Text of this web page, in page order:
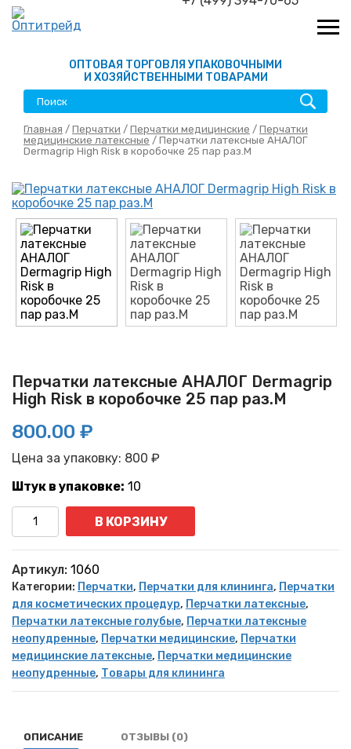
ОПТОВАЯ ТОРГОВЛЯ УПАКОВОЧНЫМИ
И ХОЗЯЙСТВЕННЫМИ ТОВАРАМИ
Главная / Перчатки / Перчатки медицинские / Перчатки
медицинские латексные / Перчатки латексные АНАЛОГ
Dermagrip High Risk в коробочке 25 пар раз.M
Перчатки латексные АНАЛОГ Dermagrip
High Risk в коробочке 25 пар раз.M
800.00 ₽
Цена за упаковку: 800 ₽
Штук в упаковке: 10
Количество
В КОРЗИНУ
Артикул: 1060
Категории: Перчатки, Перчатки для клининга, Перчатки
для косметических процедур, Перчатки латексные,
Перчатки латексные голубые, Перчатки латексные
неопудренные, Перчатки медицинские, Перчатки
медицинские латексные, Перчатки медицинские
неопудренные, Товары для клининга
ОПИСАНИЕ ОТЗЫВЫ (0)